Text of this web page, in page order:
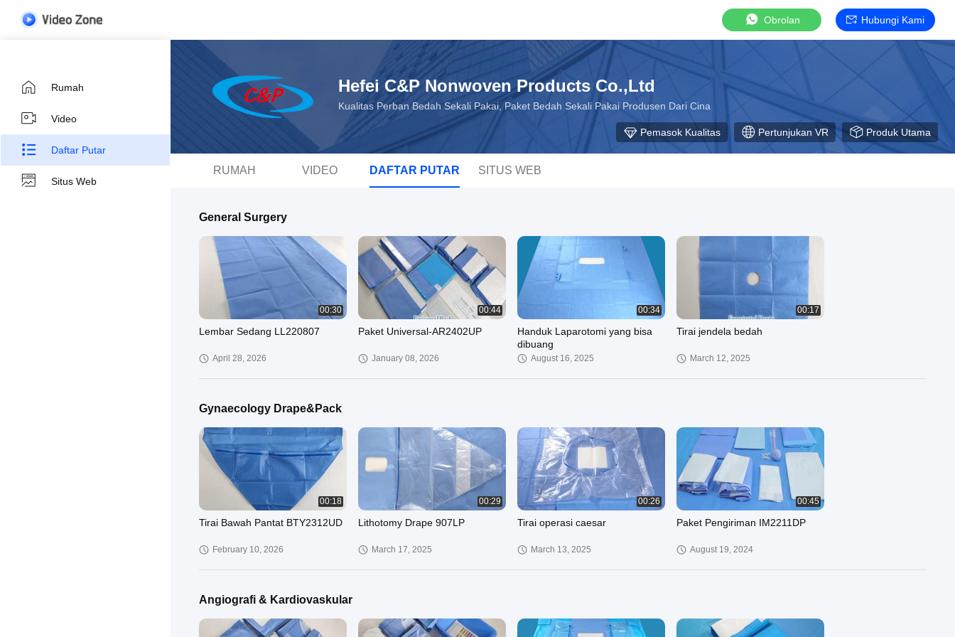
Obrolan Hubungi Kami
Rumah
Video
Daftar Putar
Situs Web
Hefei C&P Nonwoven Products Co.,Ltd
Kualitas Perban Bedah Sekali Pakai, Paket Bedah Sekali Pakai Produsen Dari Cina
Pemasok Kualitas Pertunjukan VR Produk Utama
RUMAH VIDEO DAFTAR PUTAR SITUS WEB
General Surgery
00:30
Lembar Sedang LL220807
April 28, 2026
00:44
Paket Universal-AR2402UP
January 08, 2026
00:34
Handuk Laparotomi yang bisa
dibuang
August 16, 2025
00:17
Tirai jendela bedah
March 12, 2025
Gynaecology Drape&Pack
00:18
Tirai Bawah Pantat BTY2312UD
February 10, 2026
00:29
Lithotomy Drape 907LP
March 17, 2025
00:26
Tirai operasi caesar
March 13, 2025
00:45
Paket Pengiriman IM2211DP
August 19, 2024
Angiografi & Kardiovaskular